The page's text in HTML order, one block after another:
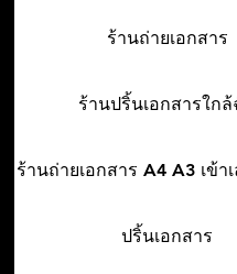
ร้านถ่ายเอกสาร
ร้านปริ้นเอกสารใก
ร้านถ่ายเอกสาร A4 A3 เข้า
ปริ้นเอกสาร